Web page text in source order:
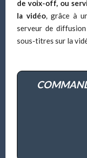
de voix-off, ou
la vidéo, grâce à
serveur de
sous-titres sur la